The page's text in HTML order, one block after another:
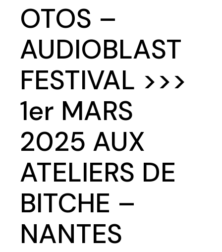
OTOS –
AUDIOBLAST
FESTIVAL >>>
1er MARS
2025 AUX
ATELIERS DE
BITCHE –
NANTES